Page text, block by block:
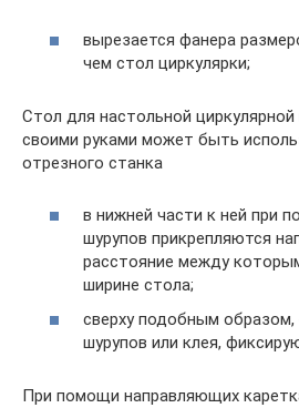
вырезается фанера
чем стол циркулярки;
Стол для настольной
своими руками может быть
отрезного станка
в нижней части к ней при
шурупов прикрепляются
расстояние между
ширине стола;
сверху подобным образом,
шурупов или клея,
При помощи направляющих